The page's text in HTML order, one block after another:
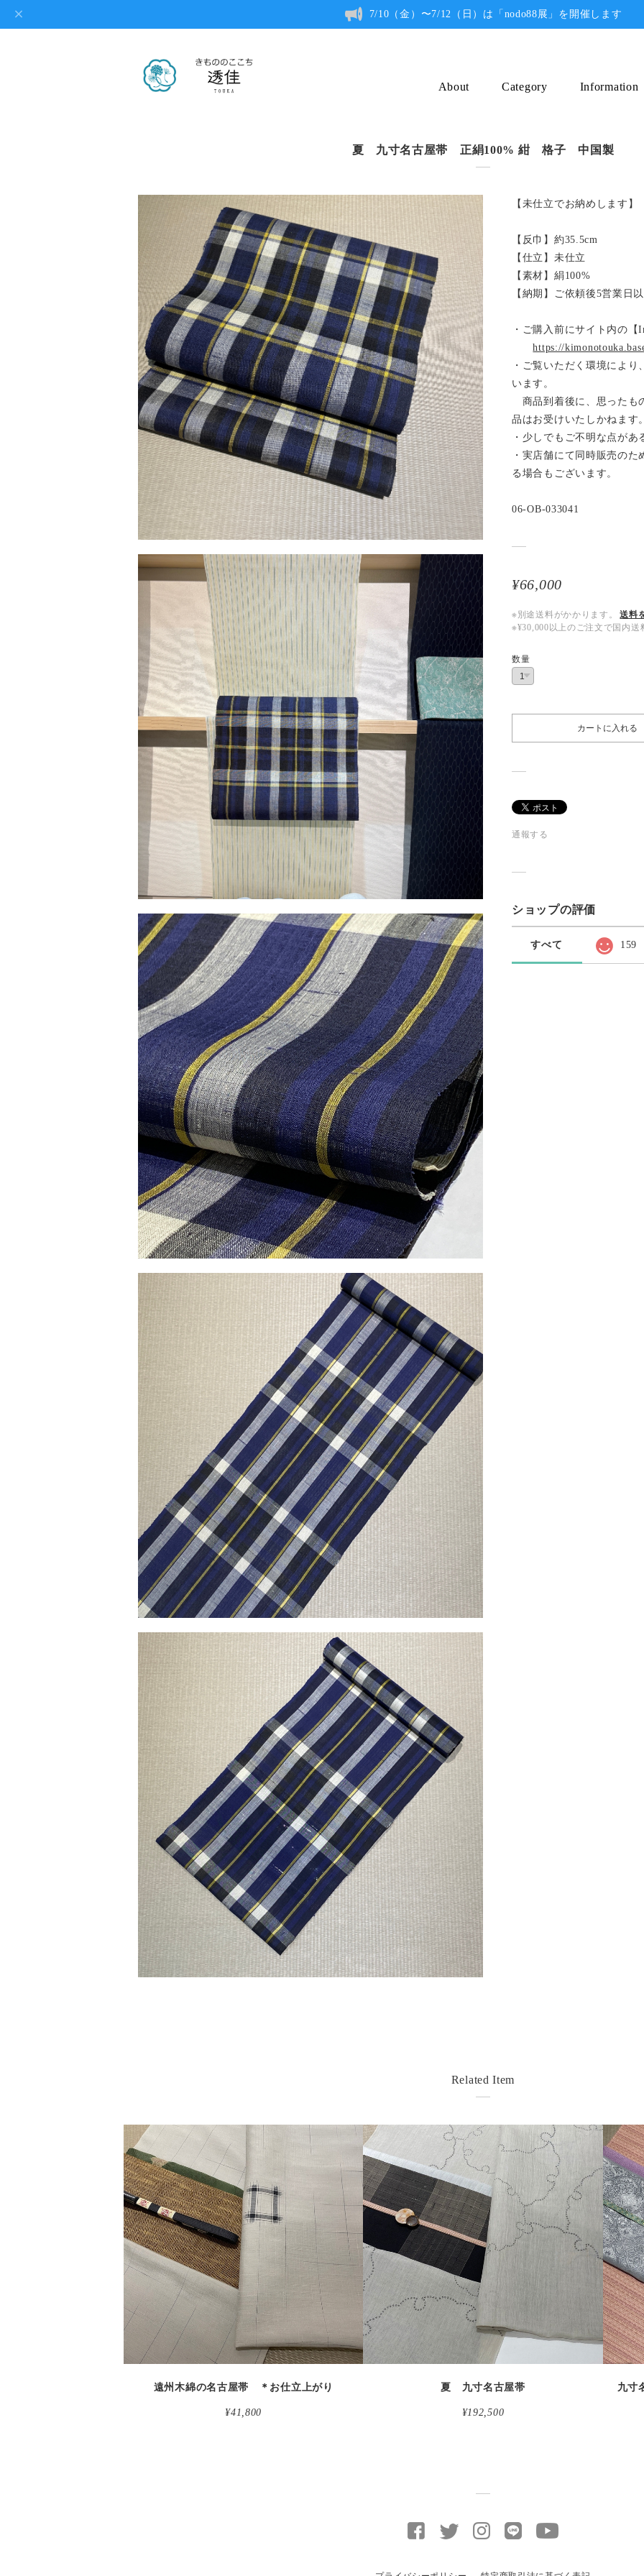
7/10（金）〜7/12（日）は「nodo88展」を開催します
About Category Information
夏 九寸名古屋帯 正絹100% 紺 格子 中国製
【未仕立でお納めします】
【反巾】約35.5cm
【仕立】未仕立
【素材】絹100%
【納期】ご依頼後5営業日
・ご購入前にサイト内の
https://
・ご覧いただく環境によ
います。
商品到着後に、思ったも
品はお受けいたしかねます
・少しでもご不明な点が
・実店舗にて同時販売の
る場合もございます。
06-OB-033041
¥66,000
※別途送料がかかります。
送料
※¥30,000以上のご注文で国内
数量
カートに入れる
通報する
ショップの評価
すべて 159
Related Item
detail
遠州木綿の名古屋帯 ＊お仕立上がり
¥41,800
detail
夏 九寸名古屋帯
¥192,500